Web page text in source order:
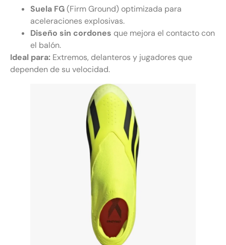
Suela FG(Firm Ground) optimizada para
aceleraciones explosivas.
Diseño sin cordones que mejora el contacto con
el balón.
Ideal para: Extremos, delanteros y jugadores que
dependen de su velocidad.